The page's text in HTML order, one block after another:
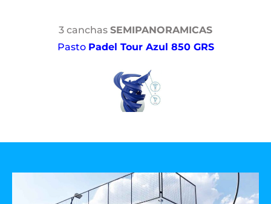
3 canchas SEMIPANORAMICAS
Pasto Padel Tour Azul 850 GRS